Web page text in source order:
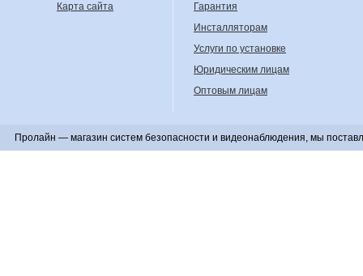
Карта сайта
Гарантия
Инсталляторам
Услуги по установке
Юридическим лицам
Оптовым лицам
Пролайн — магазин систем безопасности и видеонаблюдения, мы